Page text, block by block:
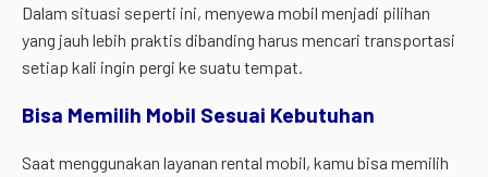
Dalam situasi seperti ini, menyewa mobil menjadi pilihan
yang jauh lebih praktis dibanding harus mencari transportasi
setiap kali ingin pergi ke suatu tempat.
Bisa Memilih Mobil Sesuai Kebutuhan
Saat menggunakan layanan rental mobil, kamu bisa memilih